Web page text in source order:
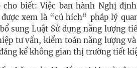
cho biết: Việc ban hành Nghị
được xem là “cú hích” pháp lý
sung Luật Sử dụng năng lượng
tư vấn, kiểm toán năng lượng
kể không gian thị trường tiết